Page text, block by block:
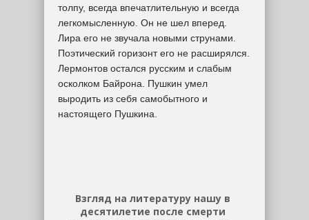
толпу, всегда впечатлительную и всегда
легкомысленную. Он не шел вперед.
Лира его не звучала новыми струнами.
Поэтический горизонт его не расширялся.
Лермонтов остался русским и слабым
осколком Байрона. Пушкин умел
выродить из себя самобытного и
настоящего Пушкина.
Взгляд на литературу нашу в
десятилетие после смерти